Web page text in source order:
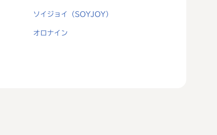
ソイジョイ（SOYJOY）
オロナイン